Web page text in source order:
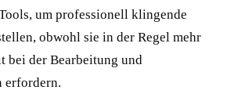
um professionell klingende
obwohl sie in der Regel mehr
bei der Bearbeitung und
erfordern.